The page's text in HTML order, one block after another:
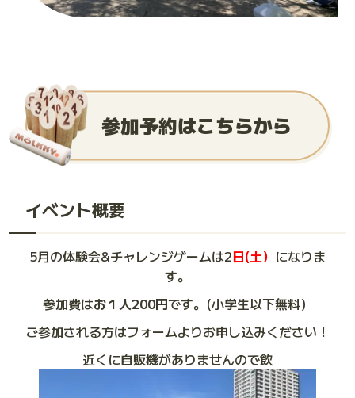
参加予約はこちらから
イベント概要
5月の体験会&チャレンジゲームは2日(土） になりま
す。
参加費はお１人200円です。(小学生以下無料）
ご参加される方はフォームよりお申し込みください！
近くに自販機がありませんので飲